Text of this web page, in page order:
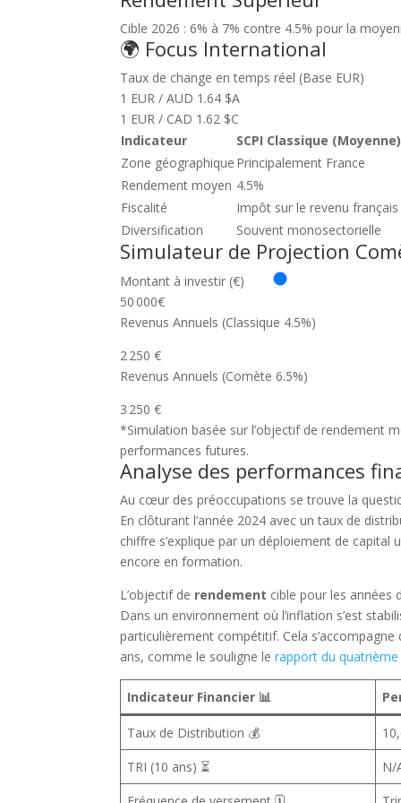
Cible 2026 : 6% à 7% contre 4.5% pour la
🌍 Focus International
Taux de change en temps réel (Base EUR)
1 EUR / AUD 1.64 $A
1 EUR / CAD 1.62 $C
Indicateur
SCPI Classique (Moyenne)
Zone géographique Principalement France
Rendement moyen 4.5%
Fiscalité
Impôt sur le revenu français
Diversification
Souvent monosectorielle
Simulateur de Projection
Montant à investir (€)
50 000€
Revenus Annuels (Classique 4.5%)
2 250 €
Revenus Annuels (Comète 6.5%)
3 250 €
*Simulation basée sur l’objectif de rendement
performances futures.
Analyse des performances
Au cœur des préoccupations se trouve la
En clôturant l’année 2024 avec un taux de
chiffre s’explique par un déploiement de capital
encore en formation.
L’objectif de rendement cible pour les années
Dans un environnement où l’inflation s’est
particulièrement compétitif. Cela
ans, comme le souligne lerapport du
Indicateur Financier 📊
Taux de Distribution 💰
TRI (10 ans) ⏳
N/